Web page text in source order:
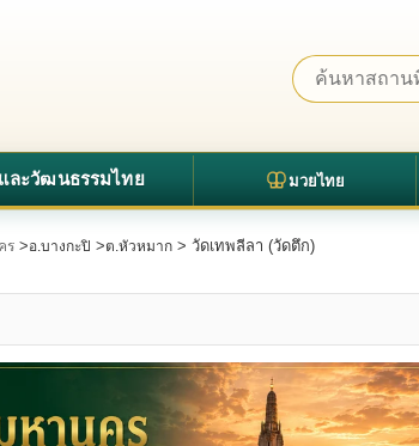
ละวัฒนธรรมไทย มวยไทย
ร >อ.บางกะปิ >ต.หัวหมาก > วัดเทพลีลา (วัดตึก)